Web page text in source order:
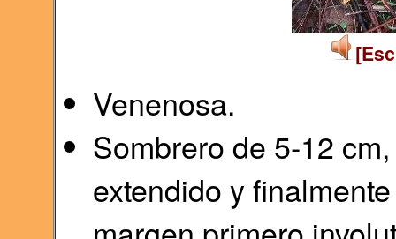
Venenosa.
Sombrero de 5-12
extendido y